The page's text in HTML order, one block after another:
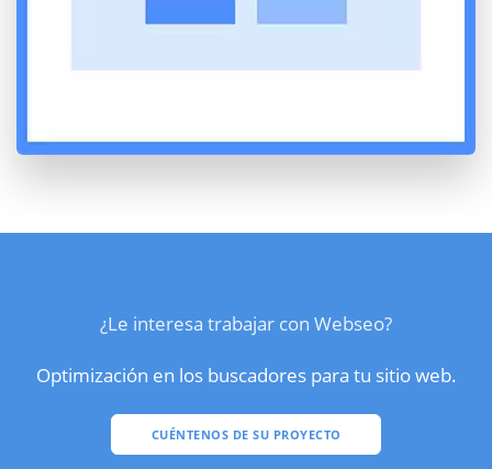
¿Le interesa trabajar con Webseo?
Optimización en los buscadores para tu sitio web.
CUÉNTENOS DE SU PROYECTO